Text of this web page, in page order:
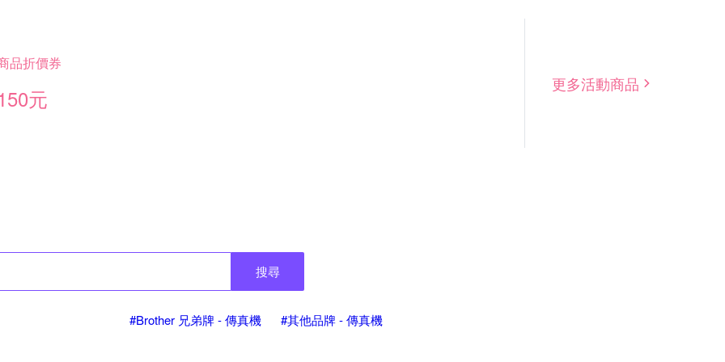
品折價券
元
更多活動商品
搜尋
#Brother 兄弟牌 - 傳真機 #其他品牌 - 傳真機